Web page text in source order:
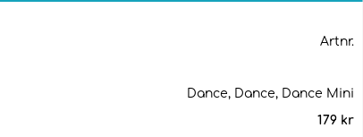
Artnr.
Dance, Dance, Dance Mini
179 kr